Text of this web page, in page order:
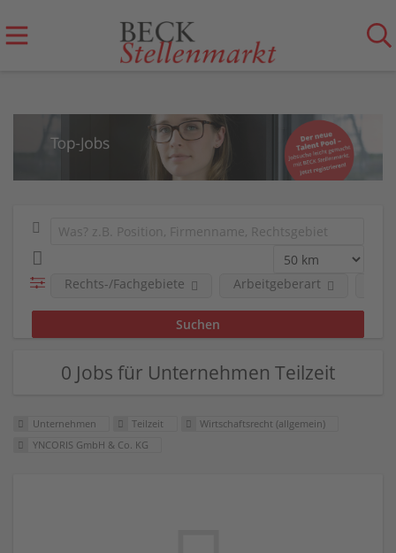
Rechts-/Fachgebiete Arbeitgeberart
0 Jobs für Unternehmen Teilzeit
Unternehmen Teilzeit
Wirtschaftsrecht (allgemein)
YNCORIS GmbH & Co. KG